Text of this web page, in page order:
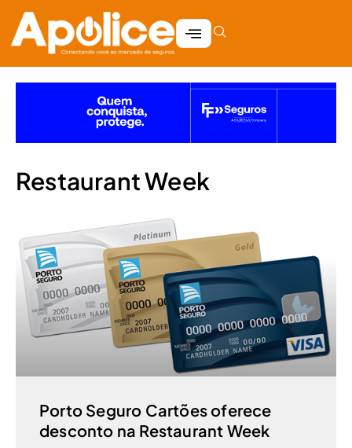
Restaurant Week
Porto Seguro Cartões oferece
desconto na Restaurant Week